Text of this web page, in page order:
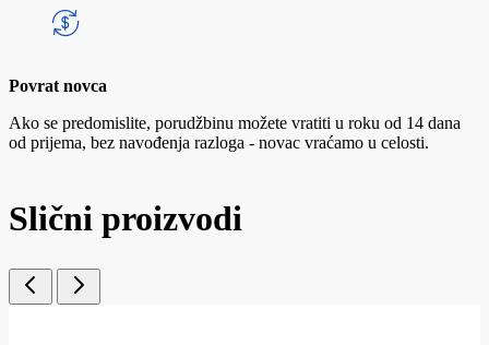
Povrat novca
Ako se predomislite, porudžbinu možete vratiti u roku od 14 dana
od prijema, bez navođenja razloga - novac vraćamo u celosti.
Slični proizvodi